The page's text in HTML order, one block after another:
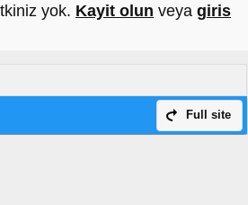
yok. Kayit olun veya giris
Full site